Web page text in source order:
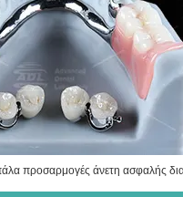
προσαρμογές άνετη ασφαλής